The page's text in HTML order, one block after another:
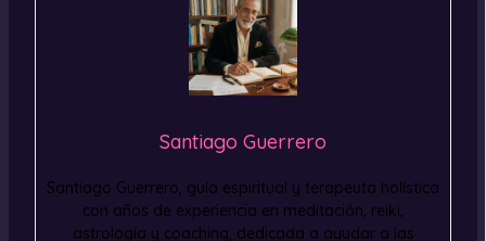
Santiago Guerrero
Santiago Guerrero, guía espiritual y terapeuta holística
con años de experiencia en meditación, reiki,
astrología y coaching, dedicada a ayudar a las